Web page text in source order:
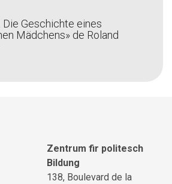
Die Geschichte eines
Mädchens» de Roland
Zentrum fir politesch
Bildung
138, Boulevard de la